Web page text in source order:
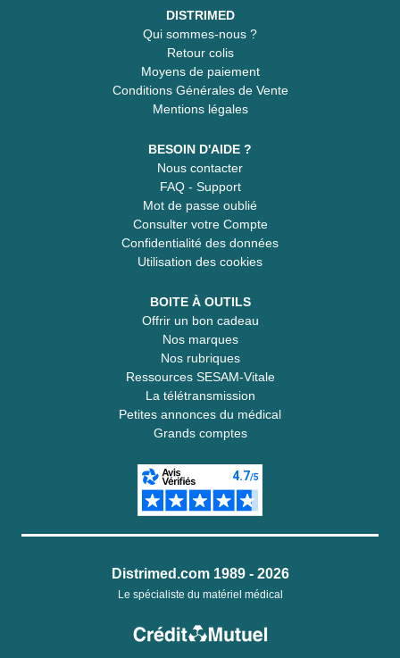
DISTRIMED
Qui sommes-nous ?
Retour colis
Moyens de paiement
Conditions Générales de Vente
Mentions légales
BESOIN D'AIDE ?
Nous contacter
FAQ - Support
Mot de passe oublié
Consulter votre Compte
Confidentialité des données
Utilisation des cookies
BOITE À OUTILS
Offrir un bon cadeau
Nos marques
Nos rubriques
Ressources SESAM-Vitale
La télétransmission
Petites annonces du médical
Grands comptes
Distrimed.com 1989 - 2026
Le spécialiste du matériel médical